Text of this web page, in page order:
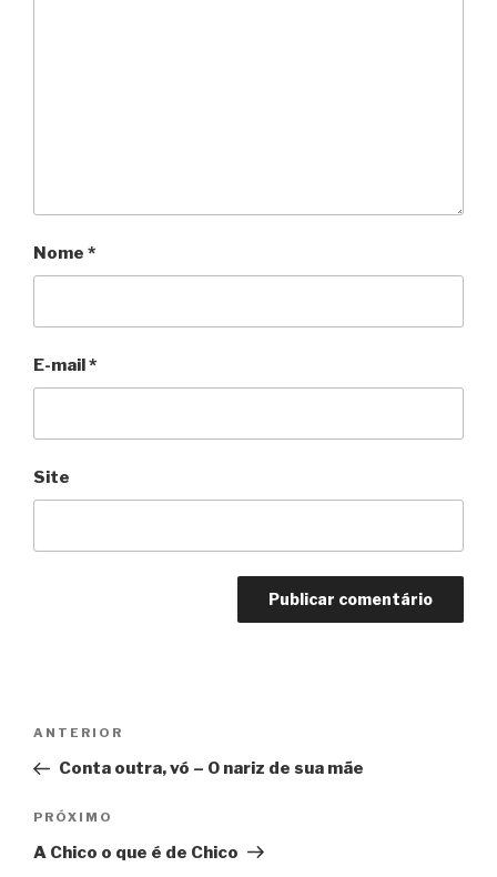
Nome *
E-mail*
Site
Post
Anterior
ANTERIOR
Conta outra, vó – O nariz de sua mãe
Próximo
PRÓXIMO
A Chico o que é de Chico